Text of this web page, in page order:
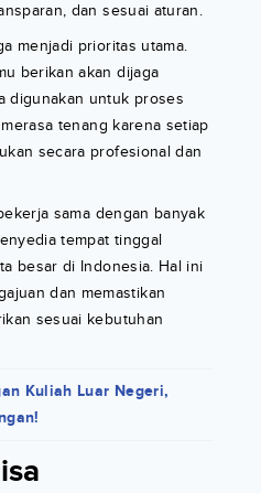
dan sesuai aturan.
menjadi prioritas utama.
berikan akan dijaga
digunakan untuk proses
tenang karena setiap
secara profesional dan
sama dengan banyak
tempat tinggal
besar di Indonesia. Hal ini
dan memastikan
sesuai kebutuhan
Kuliah Luar Negeri,